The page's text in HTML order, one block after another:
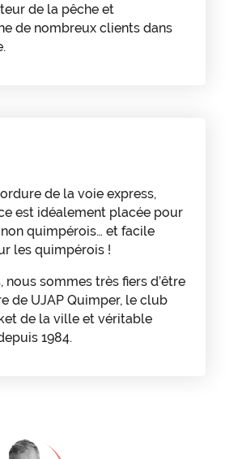
de la pêche et
de nombreux clients dans
de la voie express,
est idéalement placée pour
quimpérois… et facile
les quimpérois !
nous sommes très fiers d’être
de UJAP Quimper, le club
de la ville et véritable
1984.